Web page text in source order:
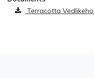
Terracotta